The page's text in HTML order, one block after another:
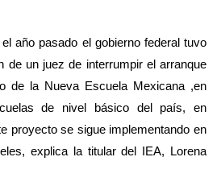
año pasado el gobierno federal tuvo
de un juez de interrumpir el arranque
de la Nueva Escuela Mexicana ,en
de nivel básico del país, en
proyecto se sigue implementando en
explica la titular del IEA, Lorena